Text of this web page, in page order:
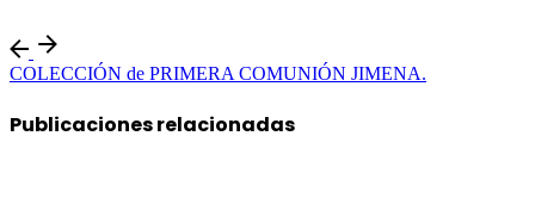
COLECCIÓN de PRIMERA COMUNIÓN JIMENA.
Publicaciones relacionadas